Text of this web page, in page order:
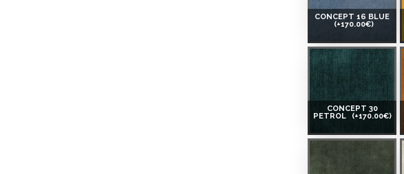
CONCEPT 16 BLUE
(+170.00€)
CONCEPT 30
PETROL
(+170.00€)